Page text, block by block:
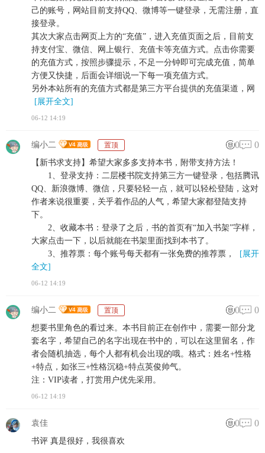
己的账号，网站目前支持QQ、微博等一键登录，无需注册，直
接登录。
其次大家点击网页上方的“充值”，进入充值页面之后，目前支
持支付宝、微信、网上银行、充值卡等充值方式。点击你需要
的充值方式，按照步骤提示，不足一分钟即可完成充值，简单
方便又快捷，后面会详细说一下每一项充值方式。
另外本站所有的充值方式都是第三方平台提供的充值渠道，网
[展开全文]
06-12 14:19
编小二 置顶 0 0
【新书求支持】希望大家多多支持本书，附带支持方法！
1、登录支持：二层楼书院支持第三方一键登录，包括腾讯
QQ、新浪微博、微信，只要轻轻一点，就可以轻松登陆，这对
作者来说很重要，关乎着作品的人气，希望大家都登陆支持
下。
2、收藏本书：登录了之后，书的首页有“加入书架”字样，
大家点击一下，以后就能在书架里面找到本书了。
3、推荐票：每个账号每天都有一张免费的推荐票，
[展开
全文]
06-12 14:19
编小二 置顶 0 0
想要书里角色的看过来。本书目前正在创作中，需要一部分龙
套名字，希望自己的名字出现在书中的，可以在这里留名，作
者会随机抽选，每个人都有机会出现的哦。格式：姓名+性格
+特点，如张三+性格沉稳+特点英俊帅气。
注：VIP读者，打赏用户优先采用。
06-12 14:19
袁佳 0 0
书评 真是很好，我很喜欢